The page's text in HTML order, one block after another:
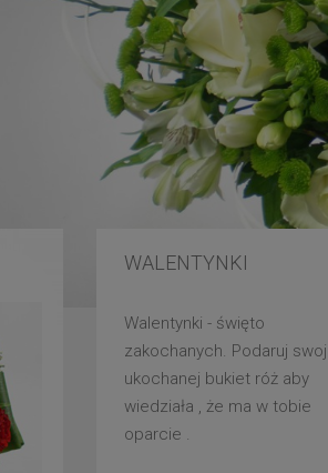
WALENTYNKI
Walentynki - święto
zakochanych. Podaruj
ukochanej bukiet róż aby
wiedziała , że ma w tobie
oparcie .